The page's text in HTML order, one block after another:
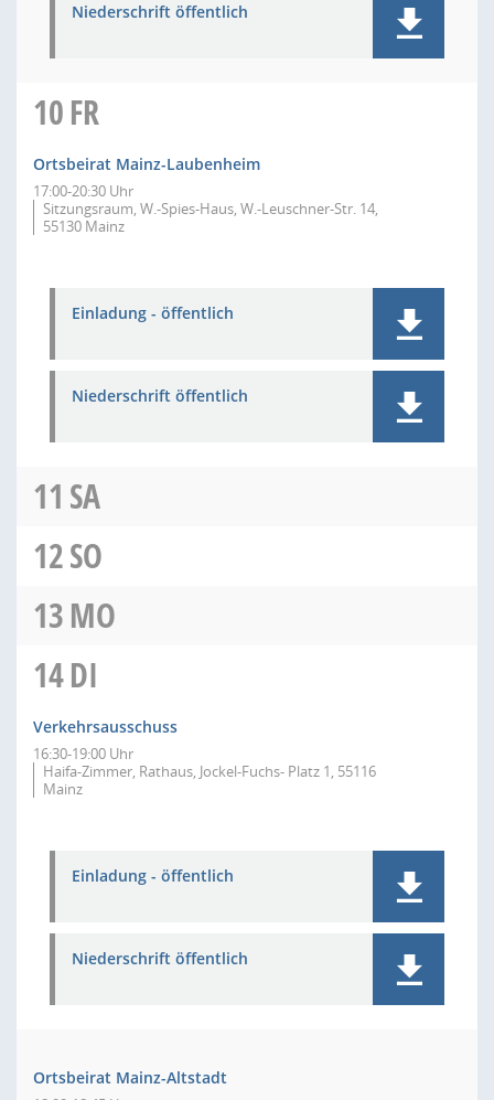
Niederschrift öffentlich
10FR
Ortsbeirat Mainz-Laubenheim
17:00-20:30 Uhr
Sitzungsraum, W.-Spies-Haus, W.-Leuschner-Str. 14,
55130 Mainz
Einladung - öffentlich
Niederschrift öffentlich
11 SA
12SO
13MO
14DI
Verkehrsausschuss
16:30-19:00 Uhr
Haifa-Zimmer, Rathaus, Jockel-Fuchs- Platz 1, 55116
Mainz
Einladung - öffentlich
Niederschrift öffentlich
Ortsbeirat Mainz-Altstadt